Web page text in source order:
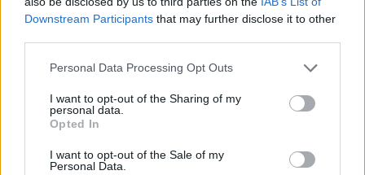
Downstream Participants that may further disclose it to other
Please note that this website/app uses one or more Google
not limited to your visit or usage behaviour. You may click to
grant or deny consent to Google and its third-party tags to
use your data for below specified purposes in below Google
consent section.
Personal Data Processing Opt Outs
I want to opt-out of the Sharing of my
personal data.
Opted In
I want to opt-out of the Sale of my
Personal Data.
Ο Jason DeLong, Executive Producer του Need for
Speed: The Run δήλωσε:
πιο επικίνδυνο Need for Speed που έχει
γίνει. Το παιχνίδι διατηρεί τη συναρπαστική
δράση που χαρακτηρίζει τη σειρά, ενώ
ξεχωρίζει για το απίστευτο θέαμα που